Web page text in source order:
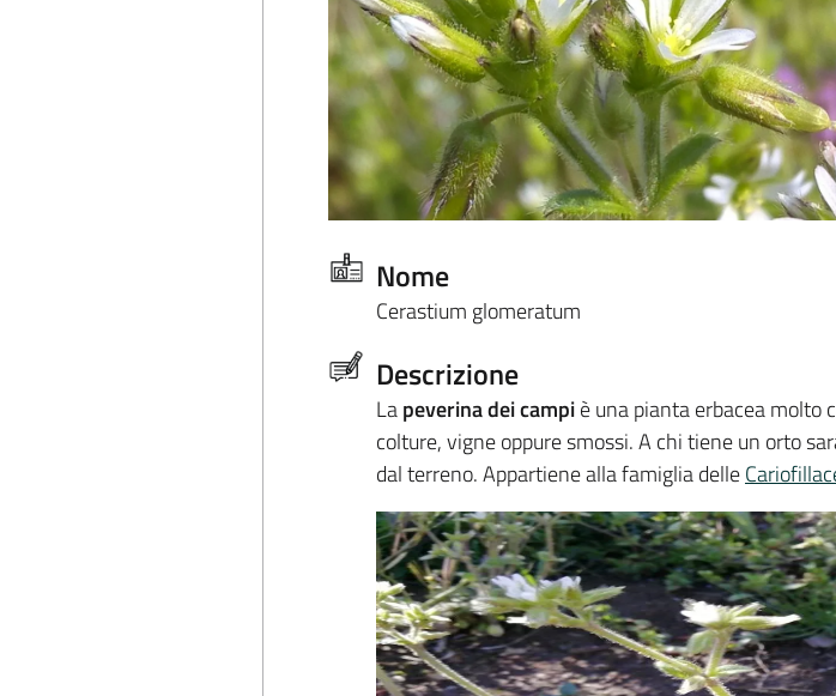
Nome
Cerastium glomeratum
Descrizione
Lapeverina dei campiè una pianta erbacea molto
colture, vigne oppure smossi. A chi tiene un orto
dal terreno. Appartiene alla famiglia delle